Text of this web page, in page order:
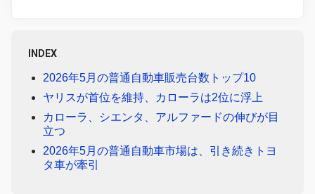
INDEX
2026年5月の普通自動車販売台数トップ10
ヤリスが首位を維持、カローラは2位に浮上
カローラ、シエンタ、アルファードの伸びが目
立つ
2026年5月の普通自動車市場は、引き続きトヨ
タ車が牽引